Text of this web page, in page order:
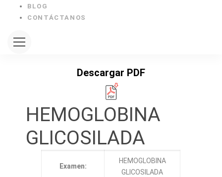
BLOG
CONTÁCTANOS
Descargar PDF
HEMOGLOBINA
GLICOSILADA
Examen:
HEMOGLOBINA
GLICOSILADA